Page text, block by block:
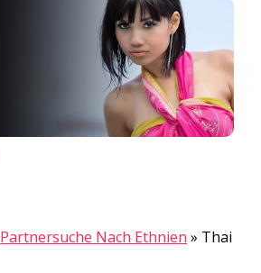
Partnersuche Nach Ethnien » Thai